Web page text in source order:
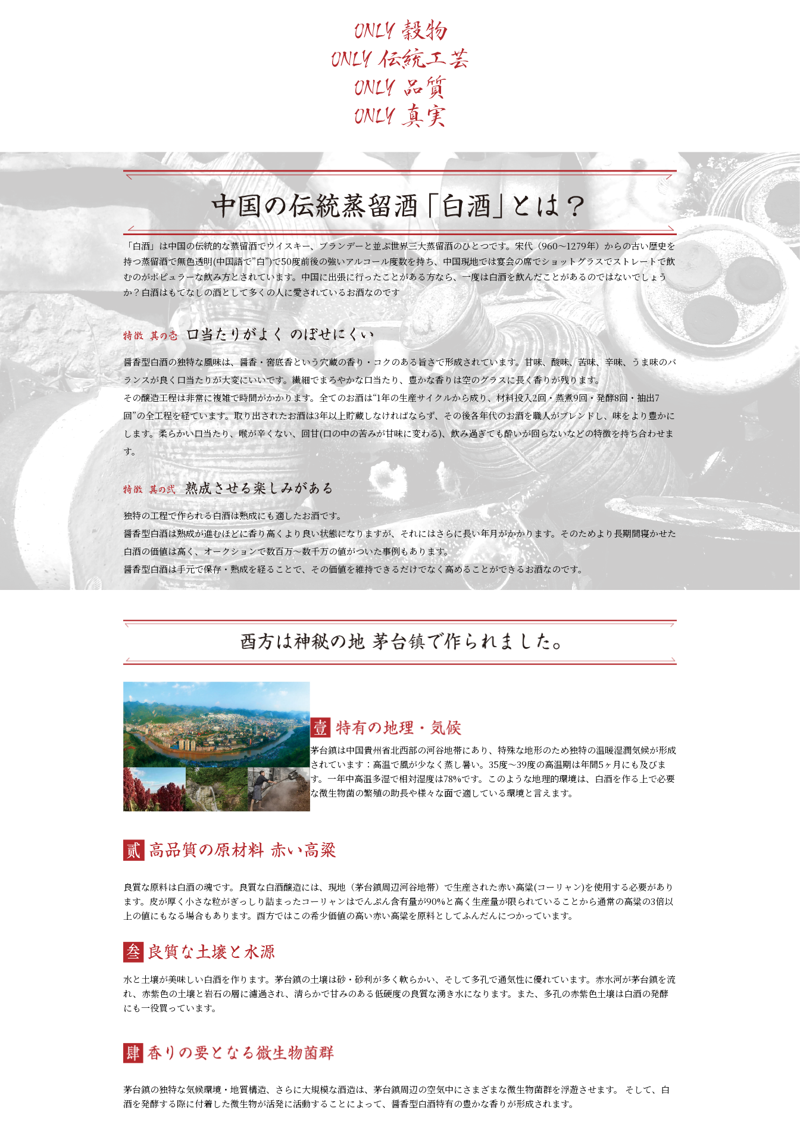
「白酒」は中国の伝統的な蒸留酒でウイスキー、ブランデーと並ぶ世界三大蒸留酒のひとつです。宋代（960〜1279年）からの古い歴史を
持つ蒸留酒で無色透明(中国語で”白”)で50度前後の強いアルコール度数を持ち、中国現地では宴会の席でショットグラスでストレートで飲
むのがポピュラーな飲み方とされています。中国に出張に行ったことがある方なら、一度は白酒を飲んだことがあるのではないでしょう
か？白酒はもてなしの酒として多くの人に愛されているお酒なのです
醤香型白酒の独特な風味は、醤香・窖底香という穴蔵の香り・コクのある旨さで形成されています。甘味、酸味、苦味、辛味、うま味のバ
ランスが良く口当たりが大変にいいです。繊細でまろやかな口当たり、豊かな香りは空のグラスに長く香りが残ります。
その醸造工程は非常に複雑で時間がかかります。全てのお酒は“1年の生産サイクルから成り、材料投入2回・蒸煮9回・発酵8回・抽出7
回”の全工程を経ています。取り出されたお酒は3年以上貯蔵しなければならず、その後各年代のお酒を職人がブレンドし、味をより豊かに
します。柔らかい口当たり、喉が辛くない、回甘(口の中の苦みが甘味に変わる)、飲み過ぎても酔いが回らないなどの特徴を持ち合わせま
す。
独特の工程で作られる白酒は熟成にも適したお酒です。
醤香型白酒は熟成が進むほどに香り高くより良い状態になりますが、それにはさらに長い年月がかかります。そのためより長期間寝かせた
白酒の価値は高く、オークションで数百万～数千万の値がついた事例もあります。
醤香型白酒は手元で保存・熟成を経ることで、その価値を維持できるだけでなく高めることができるお酒なのです。
茅台鎮は中国貴州省北西部の河谷地帯にあり、特殊な地形のため独特の温暖湿潤気候が形成
されています：高温で風が少なく蒸し暑い。35度～39度の高温期は年間5ヶ月にも及びま
す。一年中高温多湿で相対湿度は78%です。このような地理的環境は、白酒を作る上で必要
な微生物菌の繁殖の助長や様々な面で適している環境と言えます。
良質な原料は白酒の魂です。良質な白酒醸造には、現地（茅台鎮周辺河谷地帯）で生産された赤い高粱(コーリャン)を使用する必要があり
ます。皮が厚く小さな粒がぎっしり詰まったコーリャンはでんぷん含有量が90%と高く生産量が限られていることから通常の高粱の3倍以
上の値にもなる場合もあります。酉方ではこの希少価値の高い赤い高粱を原料としてふんだんにつかっています。
水と土壌が美味しい白酒を作ります。茅台鎮の土壌は砂・砂利が多く軟らかい、そして多孔で通気性に優れています。赤水河が茅台鎮を流
れ、赤紫色の土壌と岩石の層に濾過され、清らかで甘みのある低硬度の良質な湧き水になります。また、多孔の赤紫色土壌は白酒の発酵
にも一役買っています。
茅台鎮の独特な気候環境・地質構造、さらに大規模な酒造は、茅台鎮周辺の空気中にさまざまな微生物菌群を浮遊させます。 そして、白
酒を発酵する際に付着した微生物が活発に活動することによって、醤香型白酒特有の豊かな香りが形成されます。